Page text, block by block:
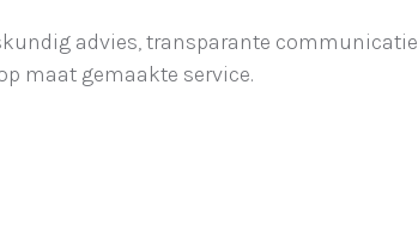
advies, transparante communicatie
maat gemaakte service.